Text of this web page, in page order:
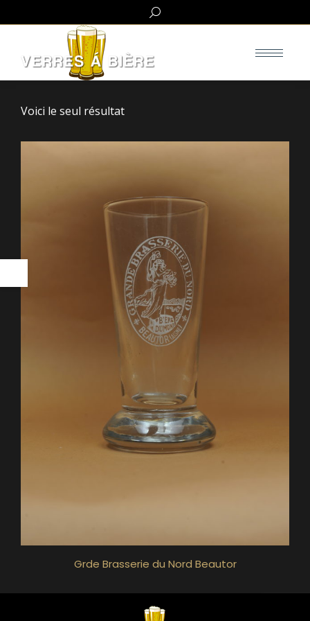
Search:
Voici le seul résultat
Grde Brasserie du Nord Beautor